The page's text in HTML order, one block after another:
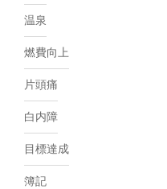
温泉
燃費向上
片頭痛
白内障
目標達成
簿記